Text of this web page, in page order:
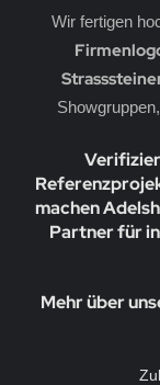
Wir fertigen
machen
Partner für
Mehr über
Städte
& Hobby – Strass
– Strass
Bügelbilder &
|
– Strass
Skull – Strass